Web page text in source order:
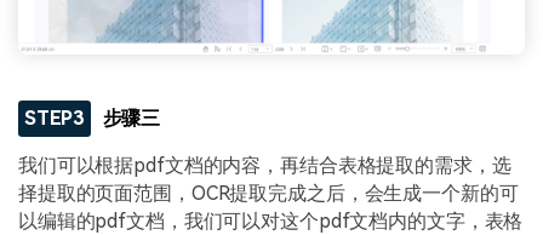
STEP3 步骤三
我们可以根据pdf文档的内容，再结合表格提取的需求，选
择提取的页面范围，OCR提取完成之后，会生成一个新的可
以编辑的pdf文档，我们可以对这个pdf文档内的文字，表格